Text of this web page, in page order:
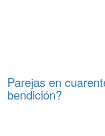
Parejas en
bendición?